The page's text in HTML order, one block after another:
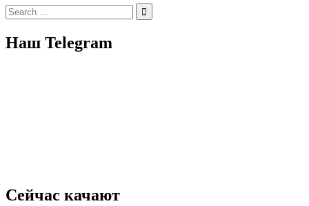
Search
for:
Наш Telegram
Сейчас качают